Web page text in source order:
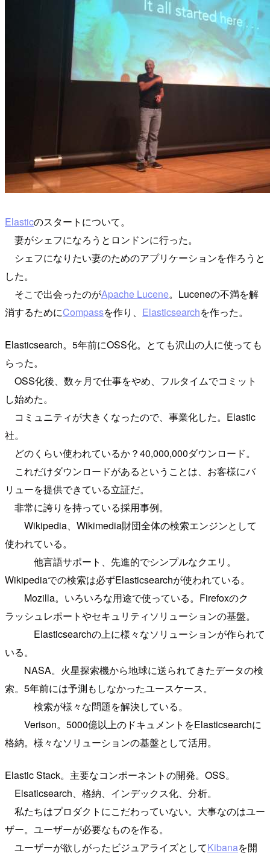
Elasticのスタートについて。
妻がシェフになろうとロンドンに行った。
シェフになりたい妻のためのアプリケーションを作ろうと
した。
そこで出会ったのがApache Lucene。Luceneの不満を解
消するためにCompassを作り、 Elasticsearchを作った。
Elasticsearch。5年前にOSS化。とても沢山の人に使っても
らった。
OSS化後、数ヶ月で仕事をやめ、フルタイムでコミット
し始めた。
コミュニティが大きくなったので、事業化した。Elastic
社。
どのくらい使われているか？40,000,000ダウンロード。
これだけダウンロードがあるということは、お客様にバ
リューを提供できている立証だ。
非常に誇りを持っている採用事例。
Wikipedia、Wikimedia財団全体の検索エンジンとして
使われている。
他言語サポート、先進的でシンプルなクエリ。
Wikipediaでの検索は必ずElasticsearchが使われている。
Mozilla。いろいろな用途で使っている。Firefoxのク
ラッシュレポートやセキュリティソリューションの基盤。
Elasticsearchの上に様々なソリューションが作られて
いる。
NASA。火星探索機から地球に送られてきたデータの検
索。5年前には予測もしなかったユースケース。
検索が様々な問題を解決している。
Verison。5000億以上のドキュメントをElasticsearchに
格納。様々なソリューションの基盤として活用。
Elastic Stack。主要なコンポーネントの開発。OSS。
Elsaticsearch、格納、インデックス化、分析。
私たちはプロダクトにこだわっていない。大事なのはユー
ザー。ユーザーが必要なものを作る。
ユーザーが欲しがったビジュアライズとしてKibanaを開